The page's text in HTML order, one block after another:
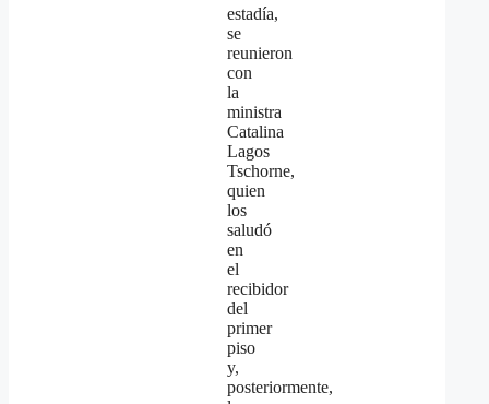
estadía,
se
reunieron
con
la
ministra
Catalina
Lagos
Tschorne,
quien
los
saludó
en
el
recibidor
del
primer
piso
y,
posteriormente,